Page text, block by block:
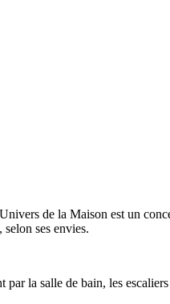
de la Maison est un
selon ses envies.
par la salle de bain, les